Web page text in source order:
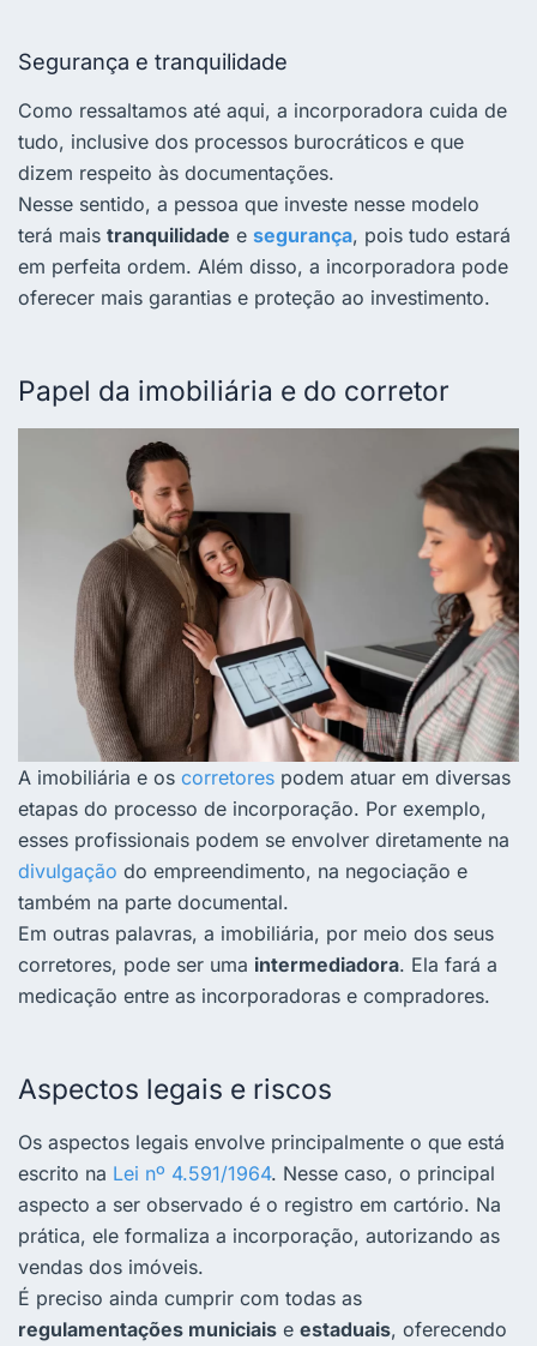
Segurança e tranquilidade
Como ressaltamos até aqui, a incorporadora cuida de
tudo, inclusive dos processos burocráticos e que
dizem respeito às documentações.
Nesse sentido, a pessoa que investe nesse modelo
terá mais tranquilidade e segurança, pois tudo estará
em perfeita ordem. Além disso, a incorporadora pode
oferecer mais garantias e proteção ao investimento.
Papel da imobiliária e do corretor
A imobiliária e os corretores podem atuar em diversas
etapas do processo de incorporação. Por exemplo,
esses profissionais podem se envolver diretamente na
divulgação do empreendimento, na negociação e
também na parte documental.
Em outras palavras, a imobiliária, por meio dos seus
corretores, pode ser uma intermediadora. Ela fará a
medicação entre as incorporadoras e compradores.
Aspectos legais e riscos
Os aspectos legais envolve principalmente o que está
escrito na Lei nº 4.591/1964. Nesse caso, o principal
aspecto a ser observado é o registro em cartório. Na
prática, ele formaliza a incorporação, autorizando as
vendas dos imóveis.
É preciso ainda cumprir com todas as
regulamentações municiais e estaduais, oferecendo